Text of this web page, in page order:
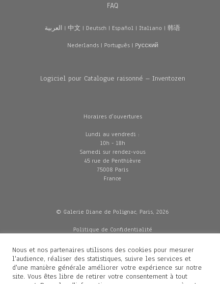
FAQ
العربية | 中文 | Deutsch | Español | Italiano | 韩语
Nederlands| Português| Pусский
Logiciel pour Catalogue raisonné – Inventozen
Horaires d'ouvertures
Lundi au vendredi :
10h - 18h
Samedi sur rendez-vous
45 rue de Penthièvre
75008 Paris
France
© Galerie Diane de Polignac, Paris, 2026
Politique de Confidentialité
Mentions légales
Livraisons
Nous et nos partenaires utilisons des cookies pour mesurer
l'audience, réaliser des statistiques, suivre les services et
d'une manière générale améliorer votre expérience sur notre
site. Vous êtes libre de retirer votre consentement à tout